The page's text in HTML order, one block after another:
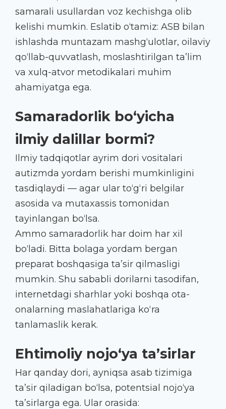
samarali usullardan voz kechishga olib
kelishi mumkin. Eslatib o‘tamiz: ASB bilan
ishlashda muntazam mashg‘ulotlar, oilaviy
qo‘llab-quvvatlash, moslashtirilgan ta’lim
va xulq-atvor metodikalari muhim
ahamiyatga ega.
Samaradorlik bo‘yicha
ilmiy dalillar bormi?
Ilmiy tadqiqotlar ayrim dori vositalari
autizmda yordam berishi mumkinligini
tasdiqlaydi — agar ular to‘g‘ri belgilar
asosida va mutaxassis tomonidan
tayinlangan bo‘lsa.
Ammo samaradorlik har doim har xil
bo‘ladi. Bitta bolaga yordam bergan
preparat boshqasiga ta’sir qilmasligi
mumkin. Shu sababli dorilarni tasodifan,
internetdagi sharhlar yoki boshqa ota-
onalarning maslahatlariga ko‘ra
tanlamaslik kerak.
Ehtimoliy nojo‘ya ta’sirlar
Har qanday dori, ayniqsa asab tizimiga
ta’sir qiladigan bo‘lsa, potentsial nojo‘ya
ta’sirlarga ega. Ular orasida: